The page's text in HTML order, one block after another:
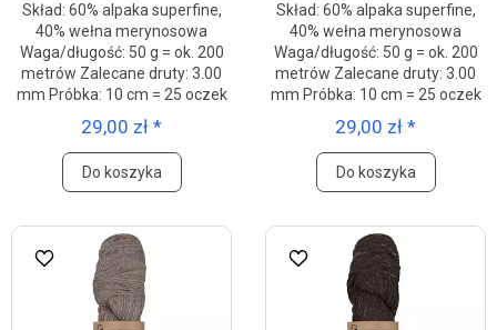
Skład: 60% alpaka superfine,
40% wełna merynosowa
Waga/długość: 50 g = ok. 200
metrów Zalecane druty: 3.00
mm Próbka: 10 cm = 25 oczek
29,00 zł *
Do koszyka
Skład: 60% alpaka superfine,
40% wełna merynosowa
Waga/długość: 50 g = ok. 200
metrów Zalecane druty: 3.00
mm Próbka: 10 cm = 25 oczek
29,00 zł *
Do koszyka